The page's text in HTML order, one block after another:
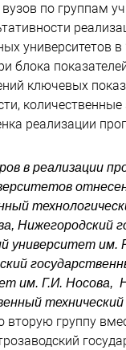
по группам
университетов в
блока
ключевых
реализации
в реализации
Нижегородский
университет им.
им. Г.И. Носова,
вторую группу